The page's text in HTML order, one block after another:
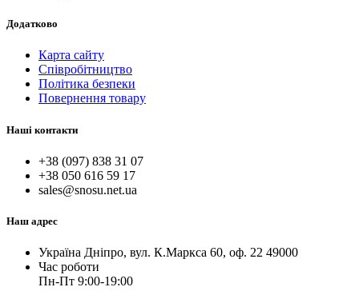
Додатково
Карта сайту
Співробітництво
Політика безпеки
Повернення товару
Наші контакти
+38 (097) 838 31 07
+38 050 616 59 17
sales@snosu.net.ua
Наш адрес
Україна Дніпро, вул. К.Маркса 60, оф. 22 49000
Час роботи
Пн-Пт 9:00-19:00